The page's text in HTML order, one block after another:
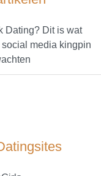
Dating? Dit is wat
social media kingpin